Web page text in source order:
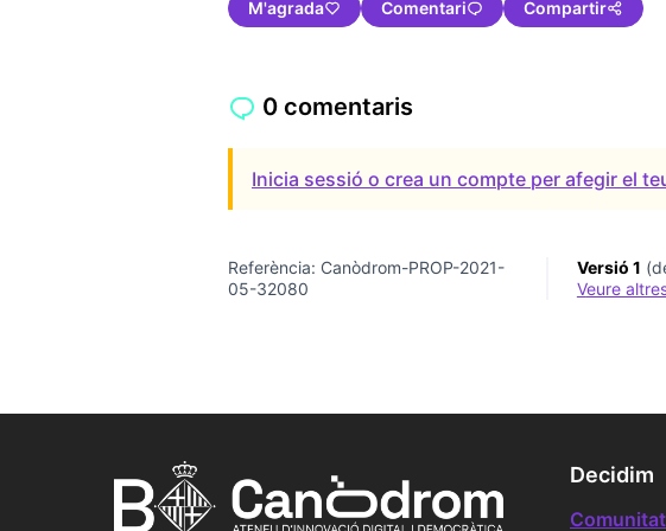
M'agrada Comentari Compartir
0 comentaris
Inicia sessió o crea un compte per afegir el
Referència: Canòdrom-PROP-2021-
05-32080
Versió 1
veure
Decidim
Comunitat